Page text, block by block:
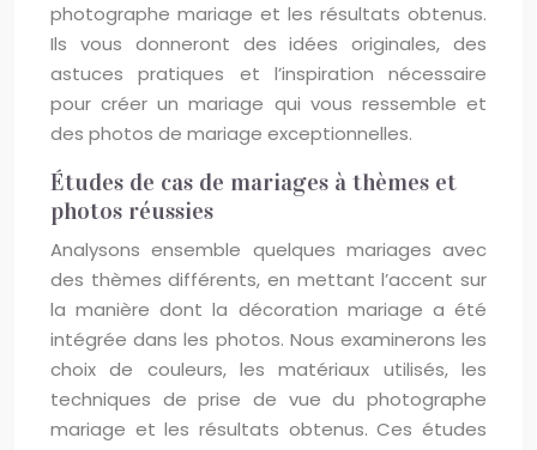
photographe mariage et les résultats obtenus.
Ils vous donneront des idées originales, des
astuces pratiques et l’inspiration nécessaire
pour créer un mariage qui vous ressemble et
des photos de mariage exceptionnelles.
Études de cas de mariages à thèmes et
photos réussies
Analysons ensemble quelques mariages avec
des thèmes différents, en mettant l’accent sur
la manière dont la décoration mariage a été
intégrée dans les photos. Nous examinerons les
choix de couleurs, les matériaux utilisés, les
techniques de prise de vue du photographe
mariage et les résultats obtenus. Ces études